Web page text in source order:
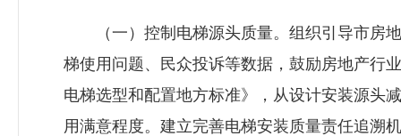
（一）控制电梯源头质量。组织引导市房地
梯使用问题、民众投诉等数据，鼓励房地产行
电梯选型和配置地方标准》，从设计安装源头
用满意程度。建立完善电梯安装质量责任追溯